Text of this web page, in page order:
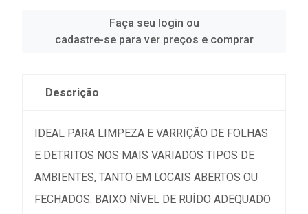
Faça seu login ou
cadastre-se para ver preços e comprar
Descrição
IDEAL PARA LIMPEZA E VARRIÇÃO DE FOLHAS
E DETRITOS NOS MAIS VARIADOS TIPOS DE
AMBIENTES, TANTO EM LOCAIS ABERTOS OU
FECHADOS. BAIXO NÍVEL DE RUÍDO ADEQUADO